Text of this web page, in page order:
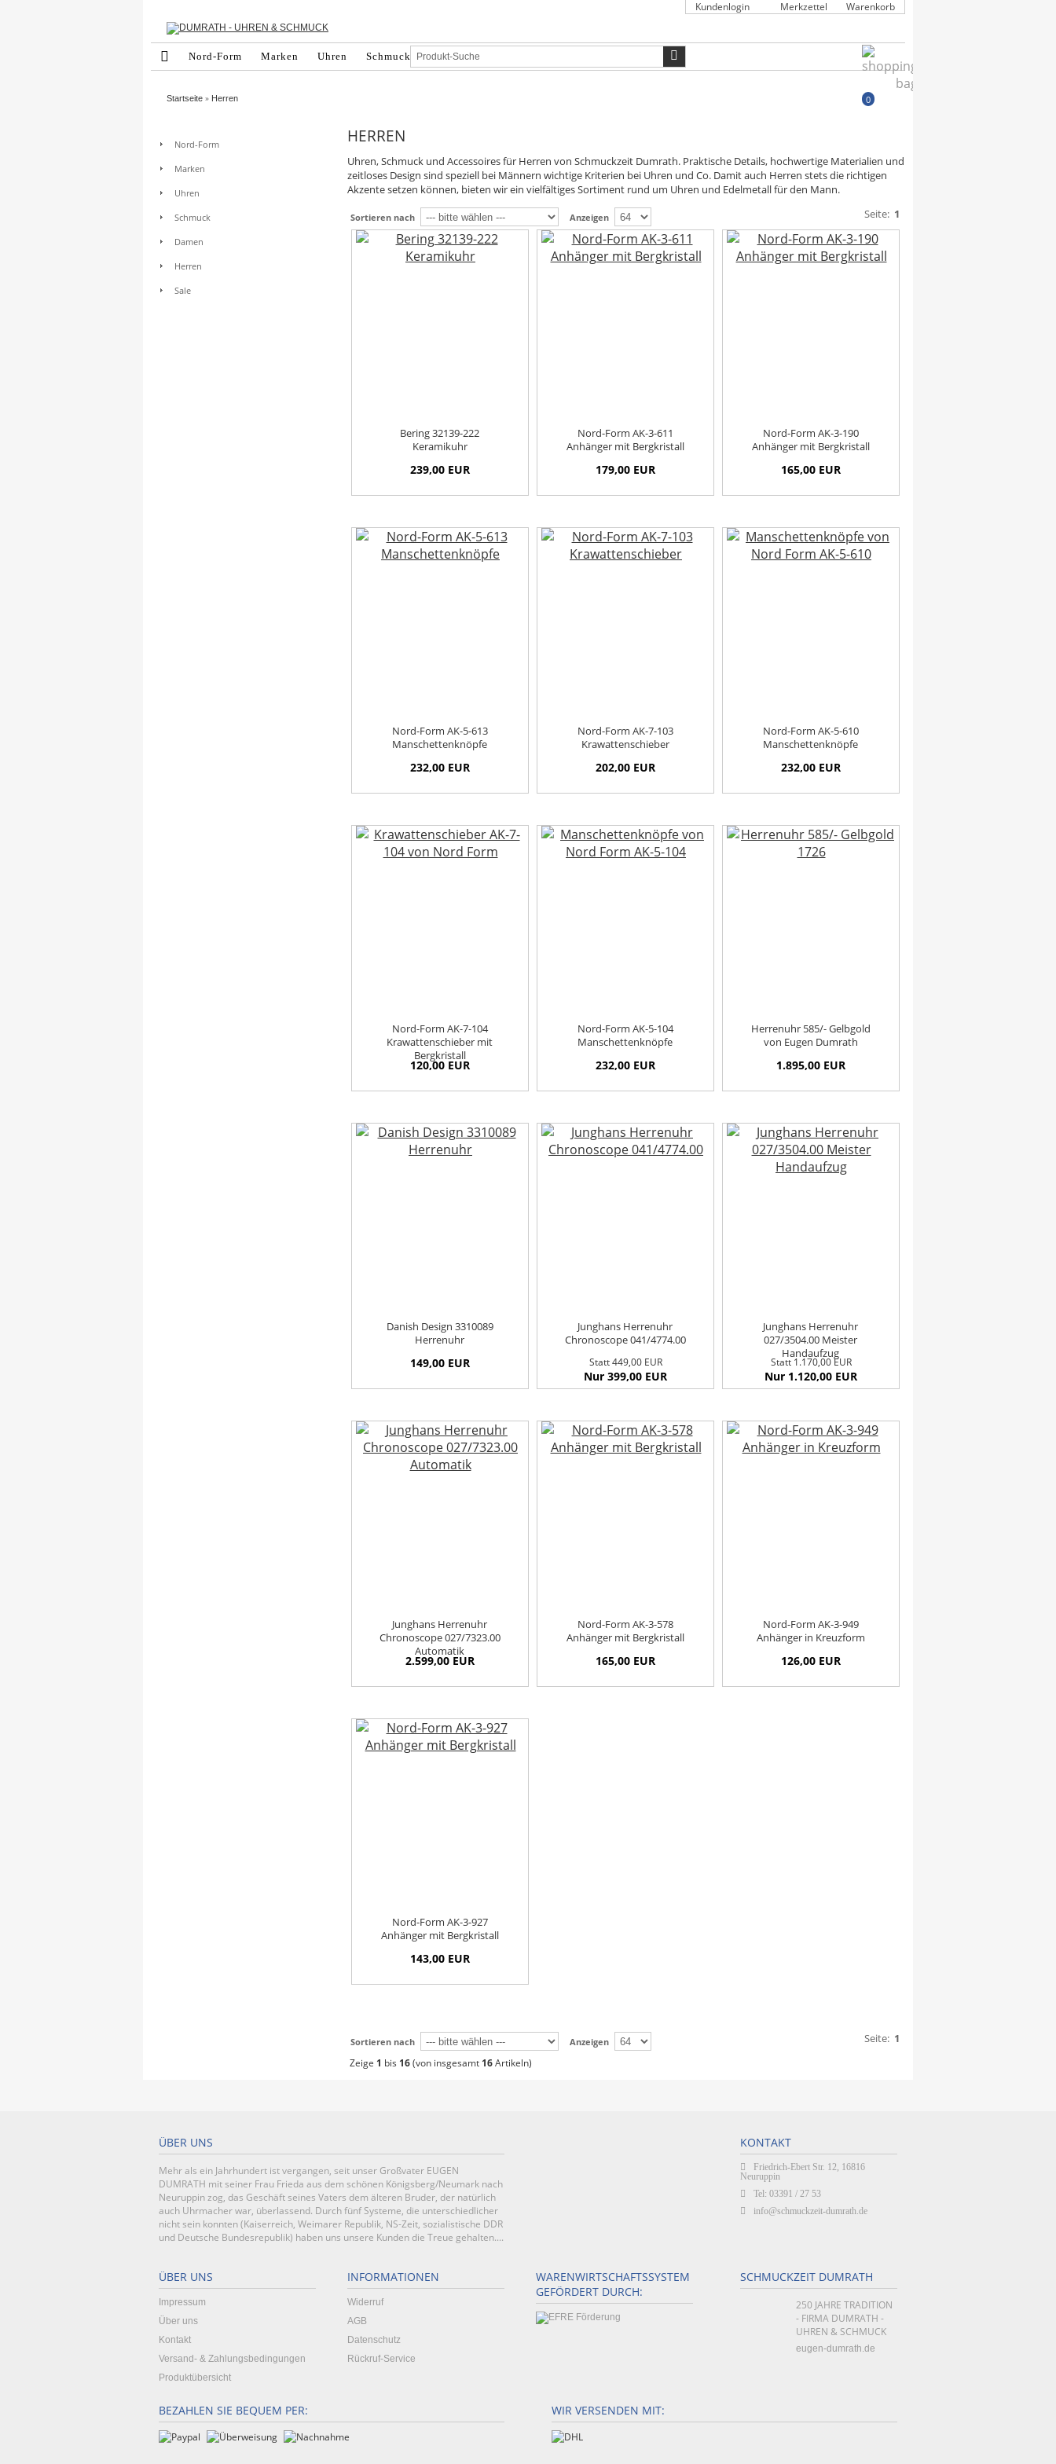
Kundenlogin Merkzettel Warenkorb
Nord-Form Marken Uhren Schmuck Damen
0
Startseite » Herren
HERREN
Uhren, Schmuck und Accessoires für Herren von Schmuckzeit Dumrath. Praktische Details, hochwertige Materialien und
zeitloses Design sind speziell bei Männern wichtige Kriterien bei Uhren und Co. Damit auch Herren stets die richtigen
Akzente setzen können, bieten wir ein vielfältiges Sortiment rund um Uhren und Edelmetall für den Mann.
Sortieren nach Anzeigen Seite: 1
Bering 32139-222
Keramikuhr
239,00 EUR
Nord-Form AK-3-611
Anhänger mit Bergkristall
179,00 EUR
Nord-Form AK-3-190
Anhänger mit Bergkristall
165,00 EUR
Nord-Form AK-5-613
Manschettenknöpfe
232,00 EUR
Nord-Form AK-7-103
Krawattenschieber
202,00 EUR
Nord-Form AK-5-610
Manschettenknöpfe
232,00 EUR
Nord-Form AK-7-104
Krawattenschieber mit
Bergkristall
120,00 EUR
Nord-Form AK-5-104
Manschettenknöpfe
232,00 EUR
Herrenuhr 585/- Gelbgold
von Eugen Dumrath
1.895,00 EUR
Danish Design 3310089
Herrenuhr
149,00 EUR
Junghans Herrenuhr
Chronoscope 041/4774.00
Statt 449,00 EUR
Nur 399,00 EUR
Junghans Herrenuhr
027/3504.00 Meister
Handaufzug
Statt 1.170,00 EUR
Nur 1.120,00 EUR
Junghans Herrenuhr
Chronoscope 027/7323.00
Automatik
2.599,00 EUR
Nord-Form AK-3-578
Anhänger mit Bergkristall
165,00 EUR
Nord-Form AK-3-949
Anhänger in Kreuzform
126,00 EUR
Nord-Form AK-3-927
Anhänger mit Bergkristall
143,00 EUR
Sortieren nach Anzeigen Seite: 1
Zeige 1 bis 16(von insgesamt 16Artikeln)
Nord-Form
Marken
Uhren
Schmuck
Damen
Herren
Sale
ÜBER UNS
Mehr als ein Jahrhundert ist vergangen, seit unser Großvater EUGEN
DUMRATH mit seiner Frau Frieda aus dem schönen Königsberg/Neumark nach
Neuruppin zog, das Geschäft seines Vaters dem älteren Bruder, der natürlich
auch Uhrmacher war, überlassend. Durch fünf Systeme, die unterschiedlicher
nicht sein konnten (Kaiserreich, Weimarer Republik, NS-Zeit, sozialistische DDR
und Deutsche Bundesrepublik) haben uns unsere Kunden die Treue gehalten....
KONTAKT
Friedrich-Ebert Str. 12, 16816
Neuruppin
Tel: 03391 / 27 53
info@schmuckzeit-dumrath.de
ÜBER UNS
Impressum
Über uns
Kontakt
Versand- & Zahlungsbedingungen
Produktübersicht
INFORMATIONEN
Widerruf
AGB
Datenschutz
Rückruf-Service
WARENWIRTSCHAFTSSYSTEM
GEFÖRDERT DURCH:
SCHMUCKZEIT DUMRATH
250 JAHRE TRADITION
- FIRMA DUMRATH -
UHREN & SCHMUCK
eugen-dumrath.de
BEZAHLEN SIE BEQUEM PER: WIR VERSENDEN MIT: